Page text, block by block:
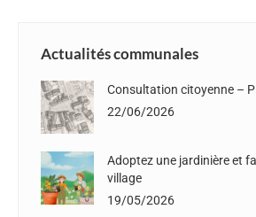
Actualités communales
Consultation citoyenne –
22/06/2026
Adoptez une jardinière et
village
19/05/2026